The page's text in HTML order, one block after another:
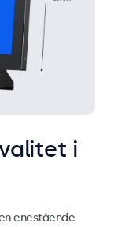
i
enestående